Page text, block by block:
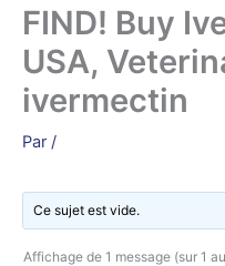
FIND! Buy
USA,
ivermectin
Par /
Ce sujet est vide.
Affichage de 1 message (sur 1